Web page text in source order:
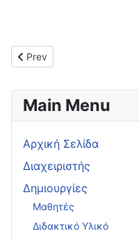
Previous article: 3ο
Prev
Main Menu
Αρχική Σελίδα
Διαχειριστής
Δημιουργίες
Μαθητές
Διδακτικό Υλικό